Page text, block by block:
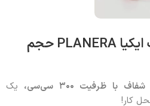
لیوان شیشه ای شفاف ایکیا PLANERA حجم
شفاف با ظرفیت ۳۰۰ سی‌سی،
یک
کار!